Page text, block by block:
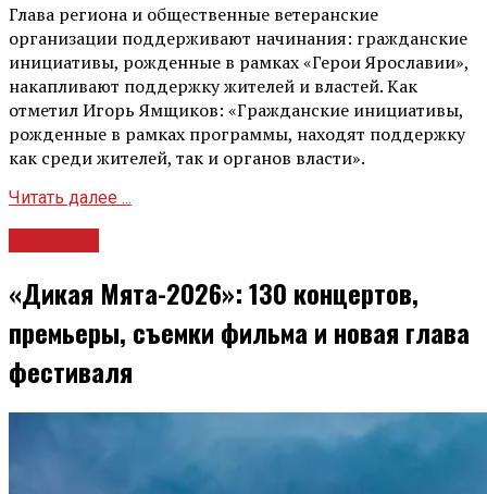
Глава региона и общественные ветеранские
организации поддерживают начинания: гражданские
инициативы, рожденные в рамках «Герои Ярославии»,
накапливают поддержку жителей и властей. Как
отметил Игорь Ямщиков: «Гражданские инициативы,
рожденные в рамках программы, находят поддержку
как среди жителей, так и органов власти».
Читать далее ...
«Дикая Мята-2026»: 130 концертов,
премьеры, съемки фильма и новая глава
фестиваля